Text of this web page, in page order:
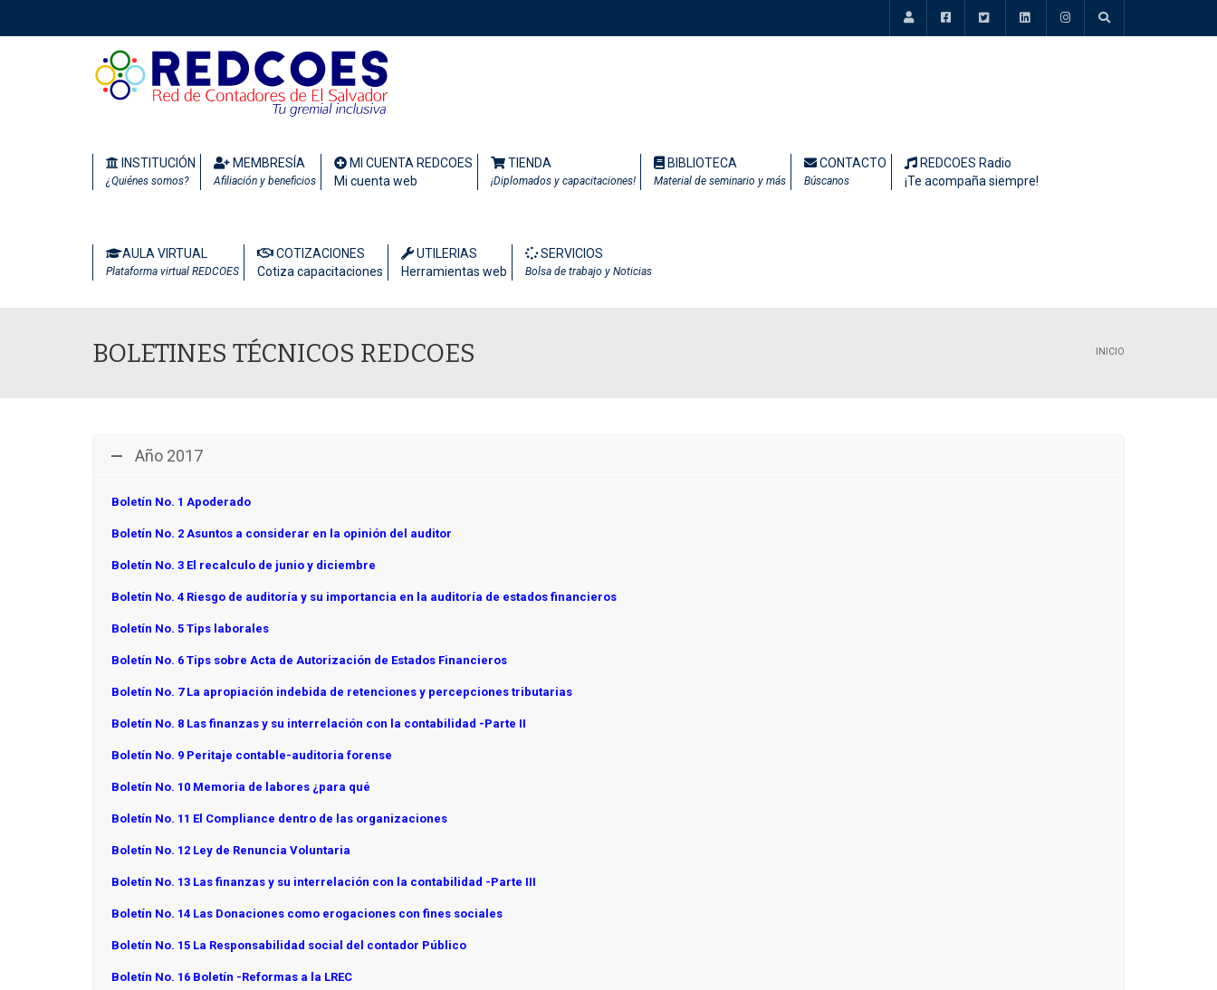
INSTITUCIÓN
¿Quiénes somos?
MEMBRESÍA
Afiliación y beneficios
MI CUENTA REDCOES
Mi cuenta web
TIENDA
¡Diplomados y capacitaciones!
BIBLIOTECA
Material de seminario y más
CONTACTO
Búscanos
REDCOES Radio
¡Te acompaña siempre!
AULA VIRTUAL
Plataforma virtual REDCOES
COTIZACIONES
Cotiza capacitaciones
UTILERIAS
Herramientas web
SERVICIOS
Bolsa de trabajo y Noticias
BOLETINES TÉCNICOS REDCOES INICIO
Año 2017
Boletín No. 1 Apoderado
Boletín No. 2 Asuntos a considerar en la opinión del auditor
Boletín No. 3 El recalculo de junio y diciembre
Boletín No. 4 Riesgo de auditoría y su importancia en la auditoría de estados financieros
Boletín No. 5 Tips laborales
Boletín No. 6 Tips sobre Acta de Autorización de Estados Financieros
Boletín No. 7 La apropiación indebida de retenciones y percepciones tributarias
Boletín No. 8 Las finanzas y su interrelación con la contabilidad -Parte II
Boletín No. 9 Peritaje contable-auditoria forense
Boletín No. 10 Memoria de labores ¿para qué
Boletín No. 11 El Compliance dentro de las organizaciones
Boletín No. 12 Ley de Renuncia Voluntaria
Boletín No. 13 Las finanzas y su interrelación con la contabilidad -Parte III
Boletín No. 14 Las Donaciones como erogaciones con fines sociales
Boletín No. 15 La Responsabilidad social del contador Público
Boletín No. 16 Boletín -Reformas a la LREC